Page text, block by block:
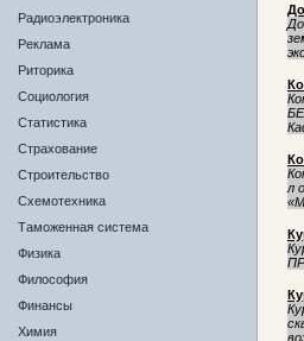
Радиоэлектроника
Реклама
Риторика
Социология
Статистика
Страхование
Строительство
Схемотехника
Таможенная система
Физика
Философия
Финансы
Химия
л